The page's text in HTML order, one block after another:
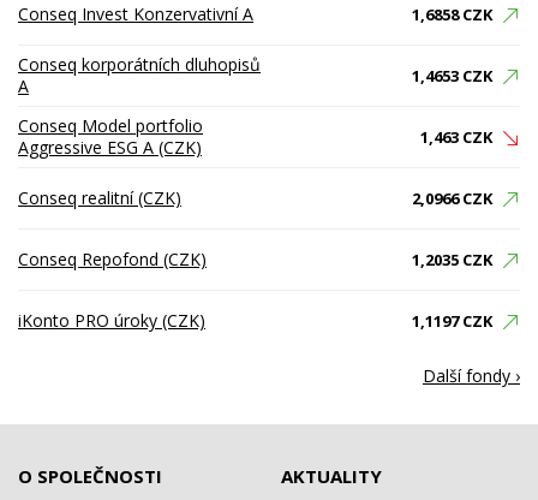
Conseq Invest Konzervativní A 1,6858 CZK
Conseq korporátních dluhopisů
A
1,4653 CZK
Conseq Model portfolio
Aggressive ESG A (CZK)
1,463 CZK
Conseq realitní (CZK) 2,0966 CZK
Conseq Repofond (CZK) 1,2035 CZK
iKonto PRO úroky (CZK) 1,1197 CZK
Další fondy ›
O SPOLEČNOSTI AKTUALITY